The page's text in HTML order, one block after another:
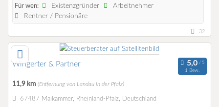
Für wen: Existenzgründer
Arbeitnehmer
Rentner / Pensionäre
32
Wingerter & Partner
1 Bew.
11,9 km (Entfernung von Landau in der Pfalz)
67487 Maikammer, Rheinland-Pfalz, Deutschland